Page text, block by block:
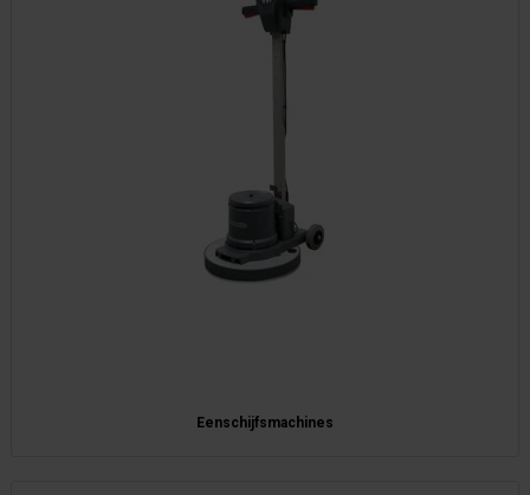
Eenschijfsmachines